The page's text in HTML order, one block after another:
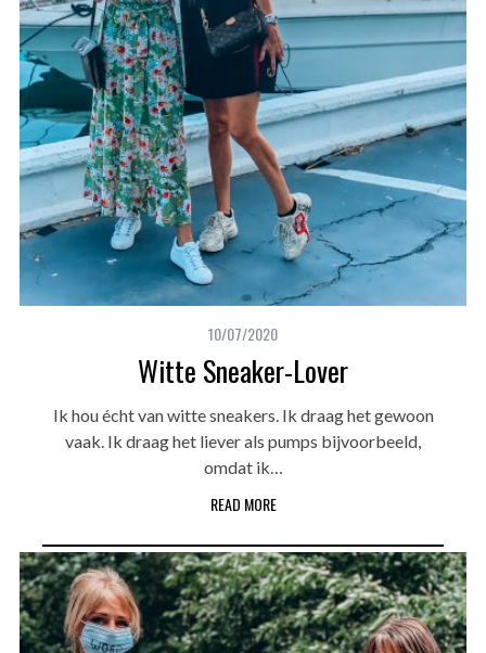
10/07/2020
Witte Sneaker-Lover
Ik hou écht van witte sneakers. Ik draag het gewoon
vaak. Ik draag het liever als pumps bijvoorbeeld,
omdat ik…
READ MORE